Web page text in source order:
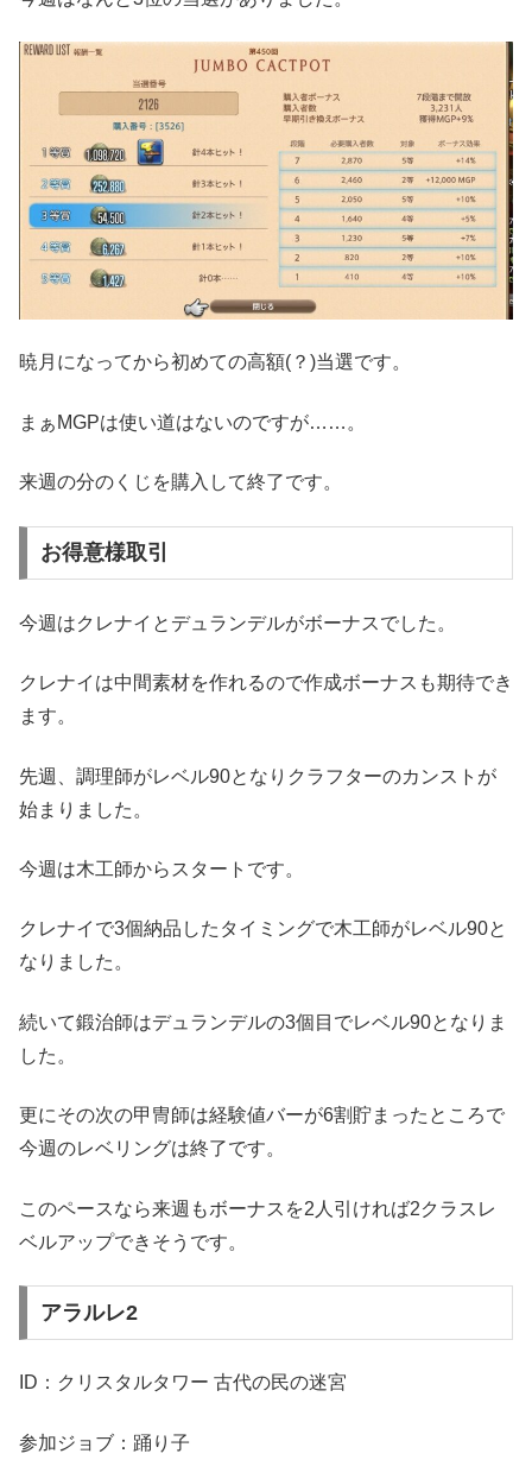
暁月になってから初めての高額(？)当選です。
まぁMGPは使い道はないのですが……。
来週の分のくじを購入して終了です。
お得意様取引
今週はクレナイとデュランデルがボーナスでした。
クレナイは中間素材を作れるので作成ボーナスも期待でき
ます。
先週、調理師がレベル90となりクラフターのカンストが
始まりました。
今週は木工師からスタートです。
クレナイで3個納品したタイミングで木工師がレベル90と
なりました。
続いて鍛治師はデュランデルの3個目でレベル90となりま
した。
更にその次の甲冑師は経験値バーが6割貯まったところで
今週のレベリングは終了です。
このペースなら来週もボーナスを2人引ければ2クラスレ
ベルアップできそうです。
アラルレ2
ID：クリスタルタワー 古代の民の迷宮
参加ジョブ：踊り子